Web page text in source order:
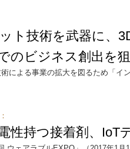
ト技術を武器に、
のビジネス創出を
による事業の拡大を図るため「イ
性持つ接着剤、IoT